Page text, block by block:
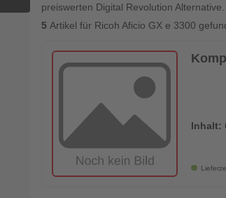
preiswerten Digital Revolution Alternative.
5 Artikel für Ricoh Aficio GX e 3300
Inhalt: